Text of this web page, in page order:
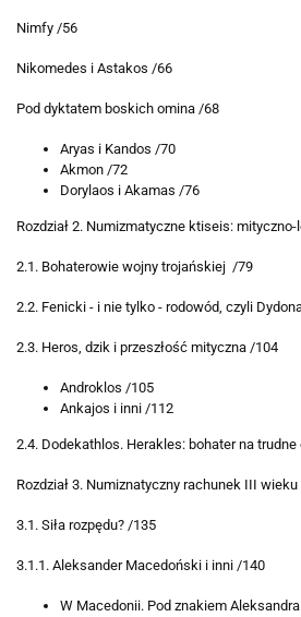
Nimfy /56
Nikomedes i Astakos /66
Pod dyktatem boskich omina /68
Aryas i Kandos /70
Akmon /72
Dorylaos i Akamas /76
Rozdział 2. Numizmatyczne ktiseis:
2.1. Bohaterowie wojny trojańskiej /79
2.2. Fenicki - i nie tylko - rodowód, czyli
2.3. Heros, dzik i przeszłość mityczna /104
Androklos /105
Ankajos i inni /112
2.4. Dodekathlos. Herakles: bohater na
Rozdział 3. Numiznatyczny rachunek III wieku
3.1. Siła rozpędu? /135
3.1.1. Aleksander Macedoński i inni /140
W Macedonii. Pod znakiem